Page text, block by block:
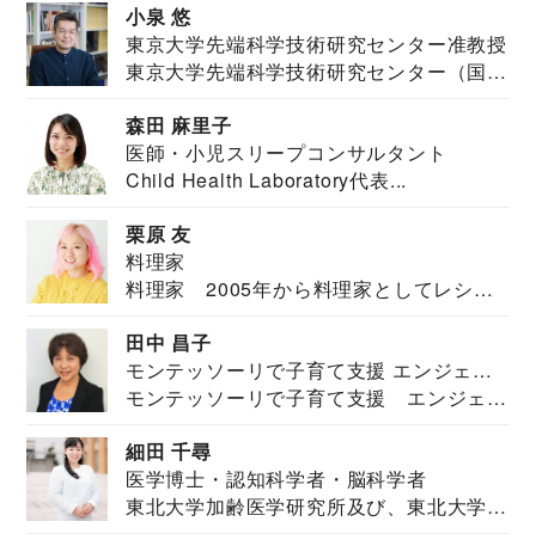
小泉 悠
東京大学先端科学技術研究センター准教授
東京大学先端科学技術研究センター（国際
森田 麻里子
医師・小児スリープコンサルタント
Child Health Laboratory代表...
栗原 友
料理家
料理家 2005年から料理家としてレシピ
田中 昌子
モンテッソーリで子育て支援 エンジェル
ズハウス研究所所長
モンテッソーリで子育て支援 エンジェル
細田 千尋
医学博士・認知科学者・脳科学者
東北大学加齢医学研究所及び、東北大学大